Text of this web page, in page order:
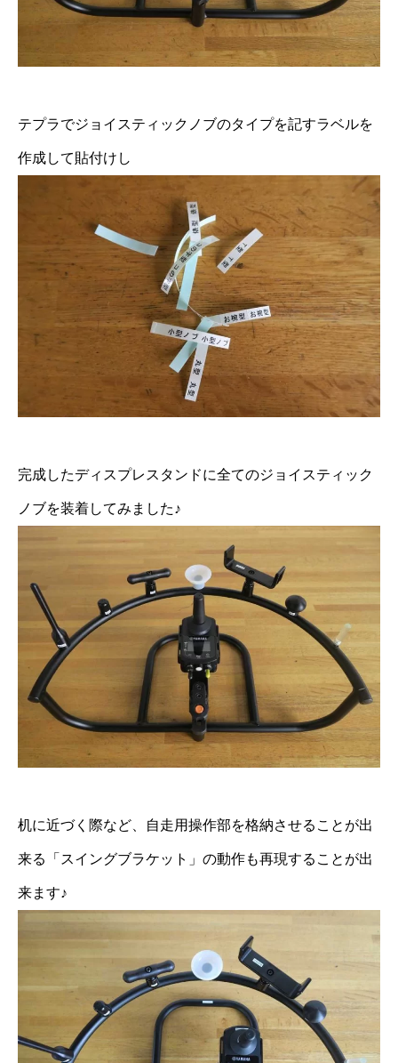
テプラでジョイスティックノブのタイプを記すラベルを
作成して貼付けし
完成したディスプレスタンドに全てのジョイスティック
ノブを装着してみました♪
机に近づく際など、自走用操作部を格納させることが出
来る「スイングブラケット」の動作も再現することが出
来ます♪